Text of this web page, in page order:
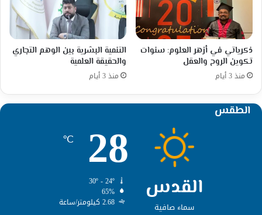
ذكرياتي في أزهر العلوم: سنوات
تكوين الروح والعقل
منذ 3 أيام
التنمية البشرية بين الوهم التجاري
والحقيقة العلمية
منذ 3 أيام
الطقس
القدس
سماء صافية
28
℃
65%
2.68 كيلومتر/ساعة